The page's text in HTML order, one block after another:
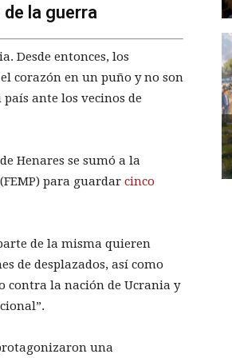
la guerra
Desde entonces, los
corazón en un puño y no son
ante los vecinos de
Henares se sumó a la
para guardar cinco
de la misma quieren
de desplazados, así como
contra la nación de Ucrania y
una